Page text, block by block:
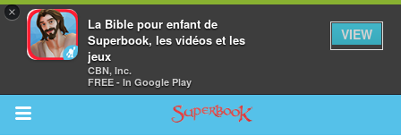
×
La Bible pour enfant de
Superbook, les vidéos et les
jeux
CBN, Inc.
FREE - In Google Play
VIEW
Return to Content